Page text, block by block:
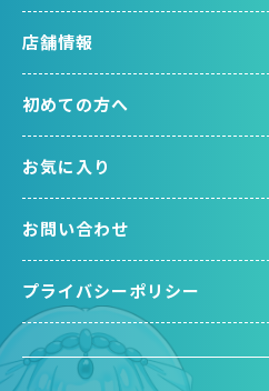
店舗情報
初めての方へ
お気に入り
お問い合わせ
プライバシーポリシー